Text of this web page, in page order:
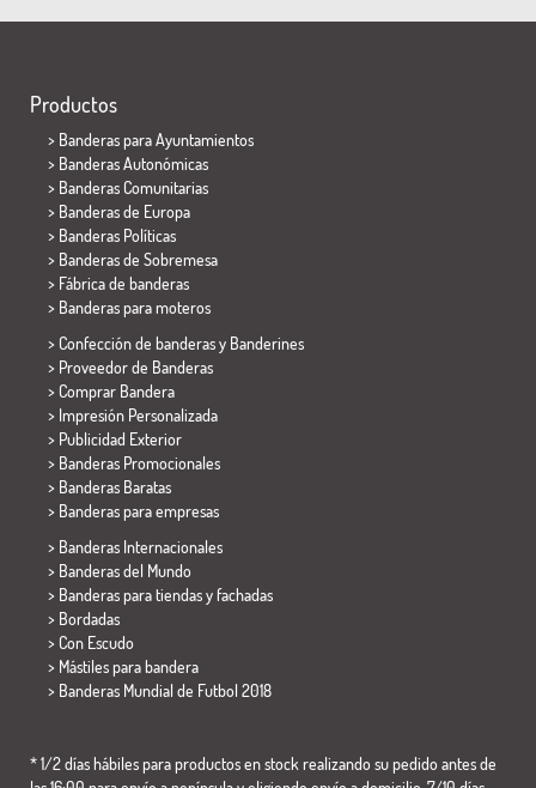
Productos
> Banderas para Ayuntamientos
> Banderas Autonómicas
> Banderas Comunitarias
> Banderas de Europa
> Banderas Políticas
> Banderas de Sobremesa
> Fábrica de banderas
> Banderas para moteros
> Confección de banderas y Banderines
> Proveedor de Banderas
> Comprar Bandera
> Impresión Personalizada
> Publicidad Exterior
> Banderas Promocionales
> Banderas Baratas
> Banderas para empresas
> Banderas Internacionales
> Banderas del Mundo
> Banderas para tiendas y fachadas
> Bordadas
> Con Escudo
> Mástiles para bandera
> Banderas Mundial de Futbol 2018
* 1/2 días hábiles para productos en stock realizando su pedido antes de